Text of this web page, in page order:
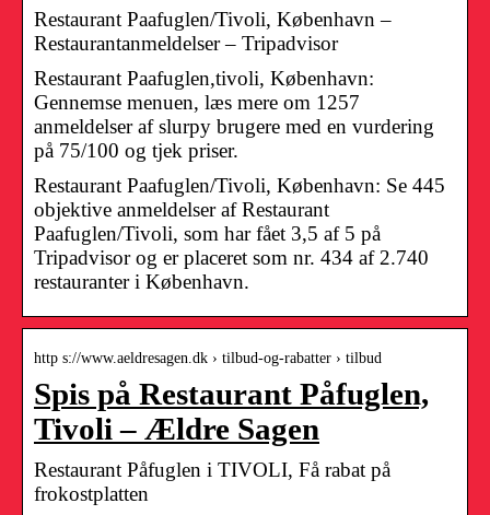
Restaurant Paafuglen/Tivoli, København –
Restaurantanmeldelser – Tripadvisor
Restaurant Paafuglen,tivoli, København:
Gennemse menuen, læs mere om 1257
anmeldelser af slurpy brugere med en vurdering
på 75/100 og tjek priser.
Restaurant Paafuglen/Tivoli, København: Se 445
objektive anmeldelser af Restaurant
Paafuglen/Tivoli, som har fået 3,5 af 5 på
Tripadvisor og er placeret som nr. 434 af 2.740
restauranter i København.
http s://www.aeldresagen.dk › tilbud-og-rabatter › tilbud
Spis på Restaurant Påfuglen,
Tivoli – Ældre Sagen
Restaurant Påfuglen i TIVOLI, Få rabat på
frokostplatten